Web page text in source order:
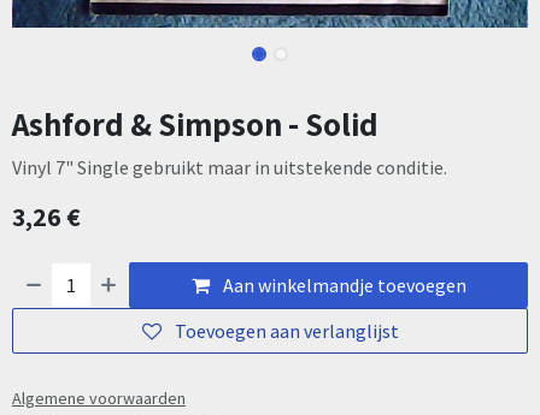
Ashford & Simpson - Solid
Vinyl 7" Single gebruikt maar in uitstekende conditie.
3,26€
Aan winkelmandje toevoegen
Toevoegen aan verlanglijst
Algemene voorwaarden